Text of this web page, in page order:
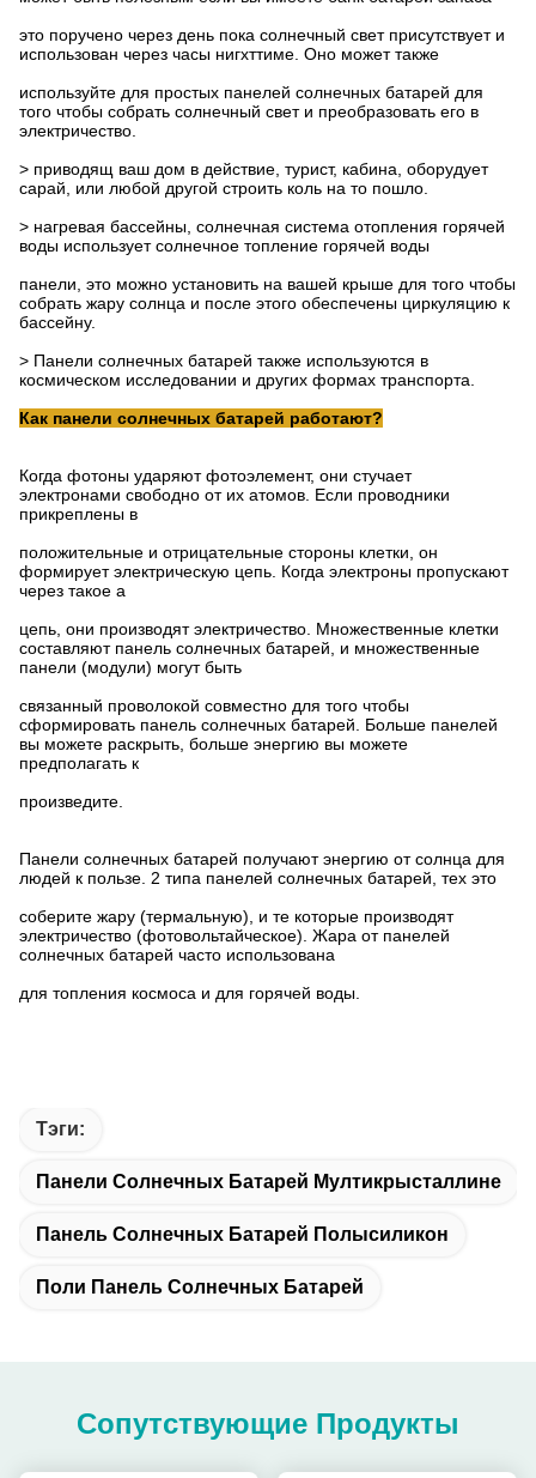
это поручено через день пока солнечный свет присутствует и
использован через часы нигхттиме. Оно может также
используйте для простых панелей солнечных батарей для
того чтобы собрать солнечный свет и преобразовать его в
электричество.
> приводящ ваш дом в действие, турист, кабина, оборудует
сарай, или любой другой строить коль на то пошло.
> нагревая бассейны, солнечная система отопления горячей
воды использует солнечное топление горячей воды
панели, это можно установить на вашей крыше для того чтобы
собрать жару солнца и после этого обеспечены циркуляцию к
бассейну.
> Панели солнечных батарей также используются в
космическом исследовании и других формах транспорта.
Как панели солнечных батарей работают?
Когда фотоны ударяют фотоэлемент, они стучает
электронами свободно от их атомов. Если проводники
прикреплены в
положительные и отрицательные стороны клетки, он
формирует электрическую цепь. Когда электроны пропускают
через такое а
цепь, они производят электричество. Множественные клетки
составляют панель солнечных батарей, и множественные
панели (модули) могут быть
связанный проволокой совместно для того чтобы
сформировать панель солнечных батарей. Больше панелей
вы можете раскрыть, больше энергию вы можете
предполагать к
произведите.
Панели солнечных батарей получают энергию от солнца для
людей к пользе. 2 типа панелей солнечных батарей, тех это
соберите жару (термальную), и те которые производят
электричество (фотовольтайческое). Жара от панелей
солнечных батарей часто использована
для топления космоса и для горячей воды.
Тэги:
Панели Солнечных Батарей Мултикрысталлине
Панель Солнечных Батарей Полысиликон
Поли Панель Солнечных Батарей
Сопутствующие Продукты